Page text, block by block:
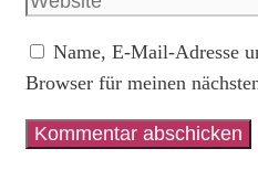
Name, E-Mail-Adresse
Browser für meinen